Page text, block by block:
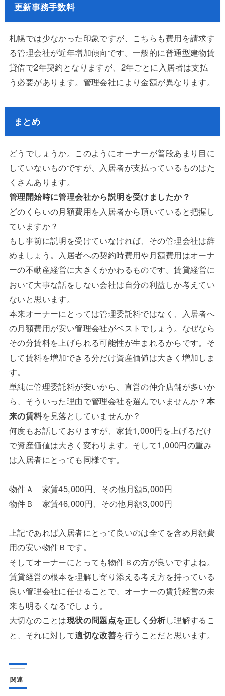
更新事務手数料
札幌では少なかった印象ですが、こちらも費用を請求す
る管理会社が近年増加傾向です。一般的に普通型建物賃
貸借で2年契約となりますが、2年ごとに入居者は支払
う必要があります。管理会社により金額が異なります。
まとめ
どうでしょうか。このようにオーナーが普段あまり目に
していないものですが、入居者が支払っているものはた
くさんあります。
管理開始時に管理会社から説明を受けましたか？
どのくらいの月額費用を入居者から頂いていると把握し
ていますか？
もし事前に説明を受けていなければ、その管理会社は辞
めましょう。入居者への契約時費用や月額費用はオーナ
ーの不動産経営に大きくかかわるものです。賃貸経営に
おいて大事な話をしない会社は自分の利益しか考えてい
ないと思います。
本来オーナーにとっては管理委託料ではなく、入居者へ
の月額費用が安い管理会社がベストでしょう。なぜなら
その分賃料を上げられる可能性が生まれるからです。そ
して賃料を増加できる分だけ資産価値は大きく増加しま
す。
単純に管理委託料が安いから、直営の仲介店舗が多いか
ら、そういった理由で管理会社を選んでいませんか？ 本
来の賃料を見落としていませんか？
何度もお話しておりますが、家賃1,000円を上げるだけ
で資産価値は大きく変わります。そして1,000円の重み
は入居者にとっても同様です。
物件Ａ 家賃45,000円、その他月額5,000円
物件Ｂ 家賃46,000円、その他月額3,000円
上記であれば入居者にとって良いのは全てを含め月額費
用の安い物件Ｂです。
そしてオーナーにとっても物件Ｂの方が良いですよね。
賃貸経営の根本を理解し寄り添える考え方を持っている
良い管理会社に任せることで、オーナーの賃貸経営の未
来も明るくなるでしょう。
大切なのことは現状の問題点を正しく分析し理解するこ
と、それに対して適切な改善を行うことだと思います。
関連